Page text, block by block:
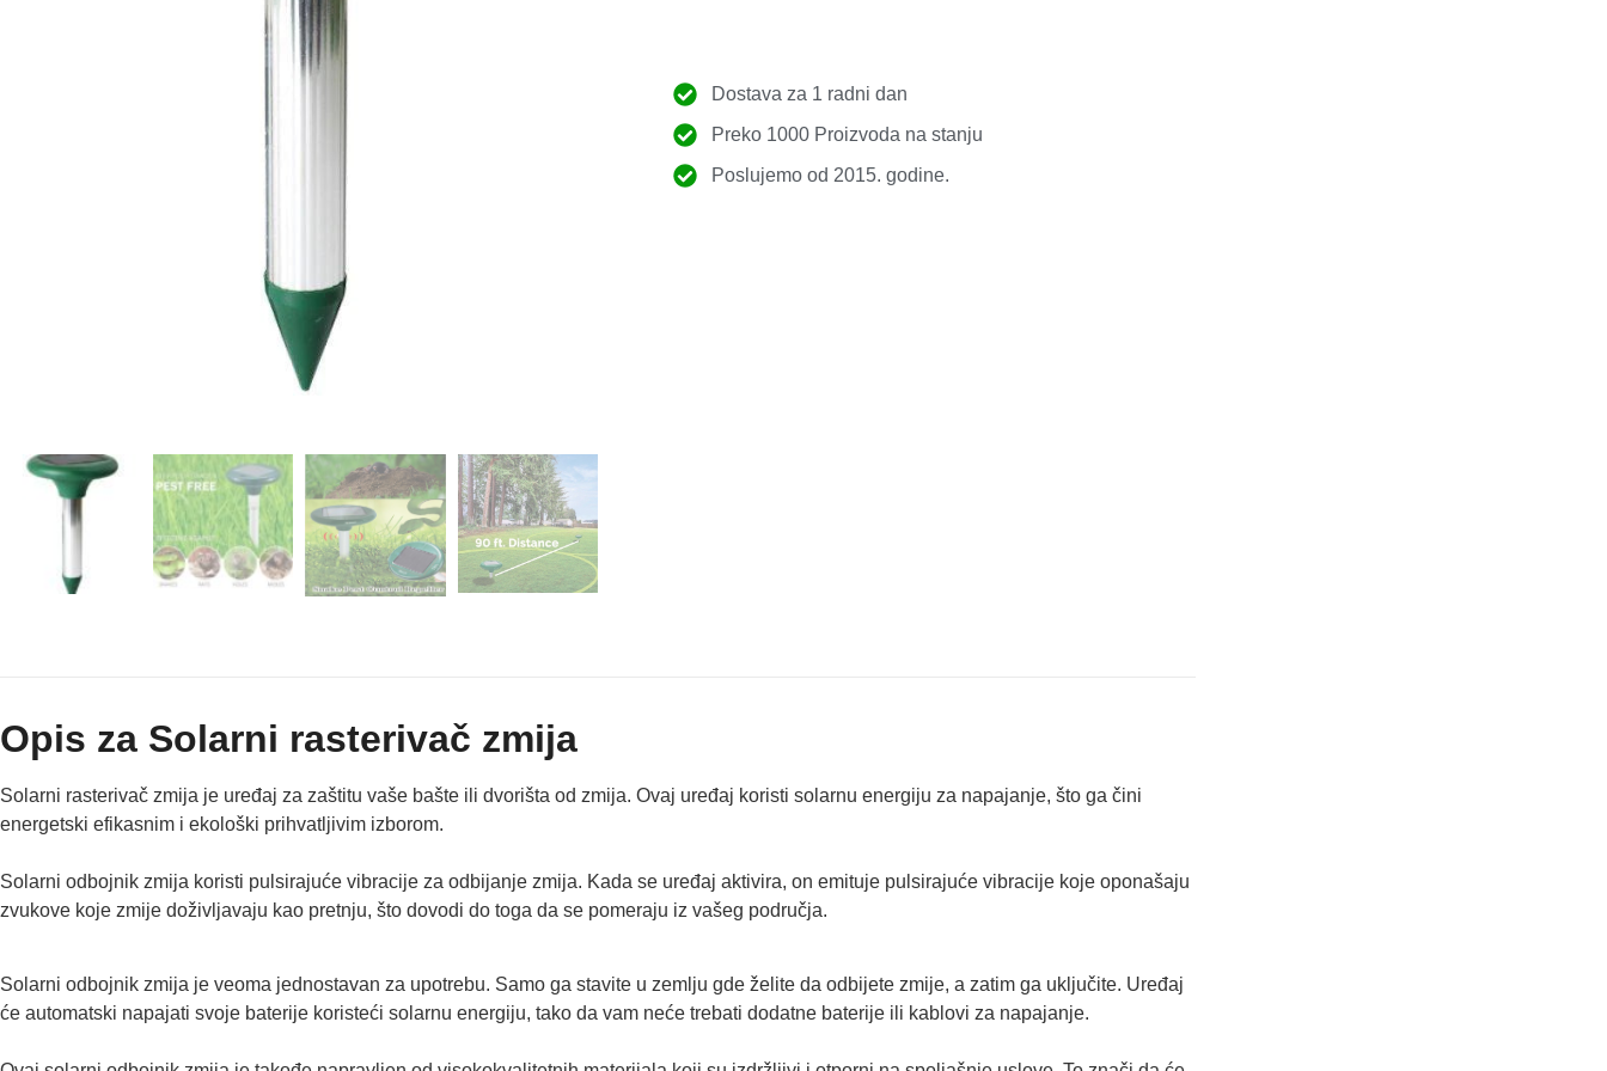
Dostava za 1 radni dan
Preko 1000 Proizvoda na stanju
Poslujemo od 2015. godine.
Opis za Solarni rasterivač zmija
Solarni rasterivač zmija je uređaj za zaštitu vaše bašte ili dvorišta od zmija. Ovaj uređaj koristi solarnu energiju za napajanje, što ga čini
energetski efikasnim i ekološki prihvatljivim izborom.
Solarni odbojnik zmija koristi pulsirajuće vibracije za odbijanje zmija. Kada se uređaj aktivira, on emituje pulsirajuće vibracije koje oponašaju
zvukove koje zmije doživljavaju kao pretnju, što dovodi do toga da se pomeraju iz vašeg područja.
Solarni odbojnik zmija je veoma jednostavan za upotrebu. Samo ga stavite u zemlju gde želite da odbijete zmije, a zatim ga uključite. Uređaj
će automatski napajati svoje baterije koristeći solarnu energiju, tako da vam neće trebati dodatne baterije ili kablovi za napajanje.